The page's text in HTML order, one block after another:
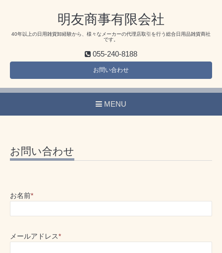
明友商事有限会社
40年以上の日用雑貨卸経験から、様々なメーカーの代理店取引を行う総合日用品雑貨商社
です。
055-240-8188
お問い合わせ
MENU
お問い合わせ
お名前*
メールアドレス*